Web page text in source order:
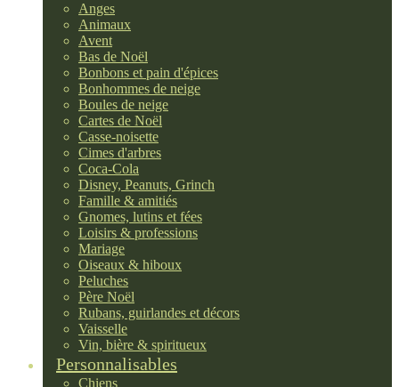
Anges
Animaux
Avent
Bas de Noël
Bonbons et pain d'épices
Bonhommes de neige
Boules de neige
Cartes de Noël
Casse-noisette
Cimes d'arbres
Coca-Cola
Disney, Peanuts, Grinch
Famille & amitiés
Gnomes, lutins et fées
Loisirs & professions
Mariage
Oiseaux & hiboux
Peluches
Père Noël
Rubans, guirlandes et décors
Vaisselle
Vin, bière & spiritueux
Personnalisables
Chiens